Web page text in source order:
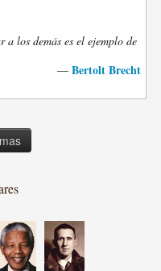
a los demás es el ejemplo de
— Bertolt Brecht